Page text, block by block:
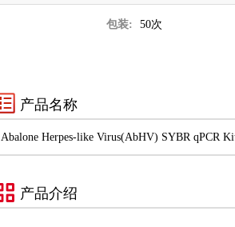
包装: 50次
产品名称
Abalone Herpes-like Virus(AbHV) SYBR qPCR
产品介绍